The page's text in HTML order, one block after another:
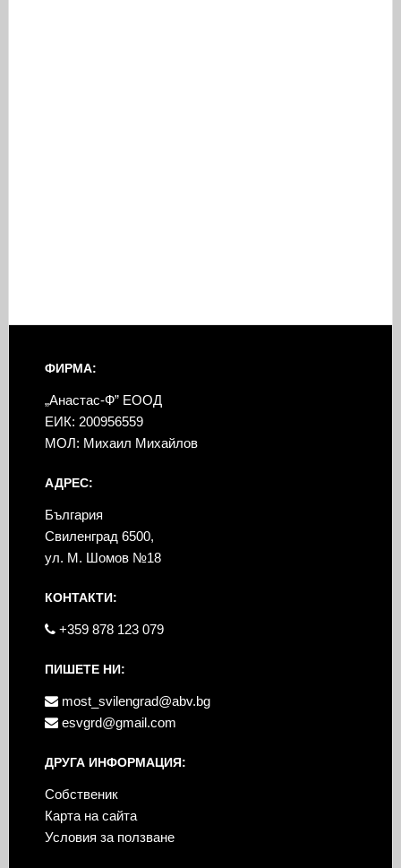
ФИРМА:
„Анастас-Ф” ЕООД
ЕИК: 200956559
МОЛ: Михаил Михайлов
АДРЕС:
България
Свиленград 6500,
ул. М. Шомов №18
КОНТАКТИ:
+359 878 123 079
ПИШЕТЕ НИ:
most_svilengrad@abv.bg
esvgrd@gmail.com
ДРУГА ИНФОРМАЦИЯ:
Собственик
Карта на сайта
Условия за ползване